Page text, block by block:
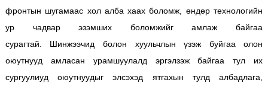
фронтын шугамаас хол алба хаах боломж, өндөр технологийн
ур чадвар эзэмших боломжийг амлаж байгаа
сурагтай. Шинжээчид болон хуульчлын үзэж буйгаа олон
оюутнууд амласан урамшуулалд эргэлзэж байгаа тул их
сургуулиуд оюутнуудыг элсэхэд ятгахын тулд албадлага,